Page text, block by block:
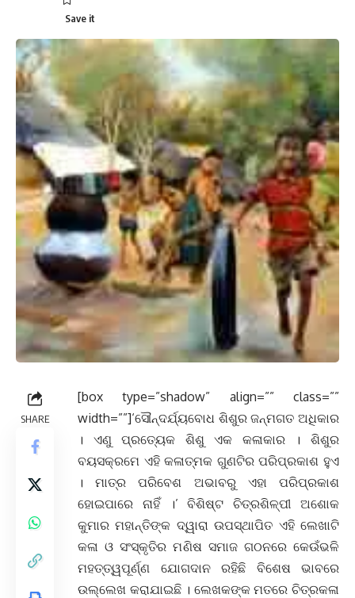
SHARE
[box type=”shadow” align=”” class=””
width=””]‘ସୌନ୍ଦର୍ଯ୍ୟବୋଧ ଶିଶୁର ଜନ୍ମଗତ ଅଧିକାର
। ଏଣୁ ପ୍ରତ୍ୟେକ ଶିଶୁ ଏକ କଳାକାର । ଶିଶୁର
ବୟସକ୍ରମେ ଏହି କଳାତ୍ମକ ଗୁଣଟିର ପରିପ୍ରକାଶ ହୁଏ
। ମାତ୍ର ପରିବେଶ ଅଭାବରୁ ଏହା ପରିପ୍ରକାଶ
ହୋଇପାରେ ନାହିଁ ।’ ବିଶିଷ୍ଟ ଚିତ୍ରଶିଳ୍ପୀ ଅଶୋକ
କୁମାର ମହାନ୍ତିଙ୍କ ଦ୍ୱାରା ଉପସ୍ଥାପିତ ଏହି ଲେଖାଟି
କଳା ଓ ସଂସ୍କୃତିର ମଣିଷ ସମାଜ ଗଠନରେ କେଉଁଭଳି
ମହତ୍ତ୍ୱପୂର୍ଣ୍ଣ ଯୋଗଦାନ ରହିଛି ବିଶେଷ ଭାବରେ
ଉଲ୍ଲେଖ କରାଯାଇଛି । ଲେଖକଙ୍କ ମତରେ ଚିତ୍ରକଳା